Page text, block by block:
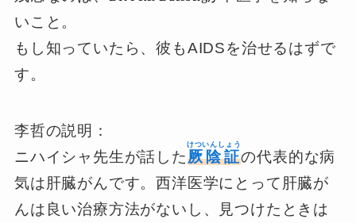
いこと。
もし知っていたら、彼もAIDSを治せるはずで
す。
李哲の説明：
ニハイシャ先生が話した厥陰証
けついんしょう
の代表的な病
気は肝臓がんです。西洋医学にとって肝臓が
んは良い治療方法がないし、見つけたときは